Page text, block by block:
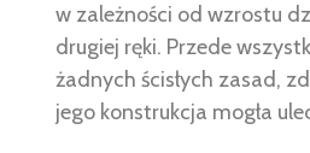
w zależności od wzrostu
drugiej ręki. Przede
żadnych ścisłych zasad,
jego konstrukcja mogła